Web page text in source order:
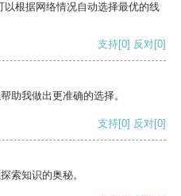
根据网络情况自动选择最优的线
支持[0] 反对[0]
助我做出更准确的选择。
支持[0] 反对[0]
索知识的奥秘。